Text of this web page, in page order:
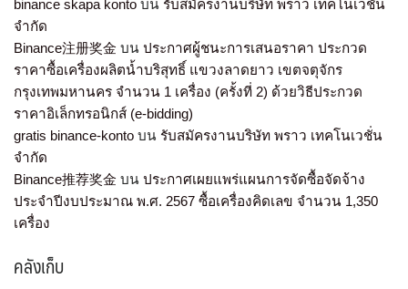
binance skapa konto บน รับสมัครงานบริษัท พราว เทคโนเวชั่น
จำกัด
Binance注册奖金 บน ประกาศผู้ชนะการเสนอราคา ประกวด
ราคาซื้อเครื่องผลิตน้ำบริสุทธิ์ แขวงลาดยาว เขตจตุจักร
กรุงเทพมหานคร จำนวน 1 เครื่อง (ครั้งที่ 2) ด้วยวิธีประกวด
ราคาอิเล็กทรอนิกส์ (e-bidding)
gratis binance-konto บน รับสมัครงานบริษัท พราว เทคโนเวชั่น
จำกัด
Binance推荐奖金 บน ประกาศเผยแพร่แผนการจัดซื้อจัดจ้าง
ประจำปีงบประมาณ พ.ศ. 2567 ซื้อเครื่องคิดเลข จำนวน 1,350
เครื่อง
คลังเก็บ